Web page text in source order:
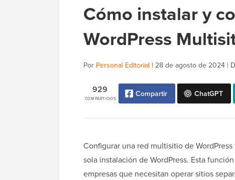
Cómo instalar y
WordPress
Por Personal Editorial | 28 de agosto de 2024 |
COMPARTIDOS
929 Compartir ChatGPT
Configurar una red multisitio de
sola instalación de WordPress. Esta
empresas que necesitan operar sitios